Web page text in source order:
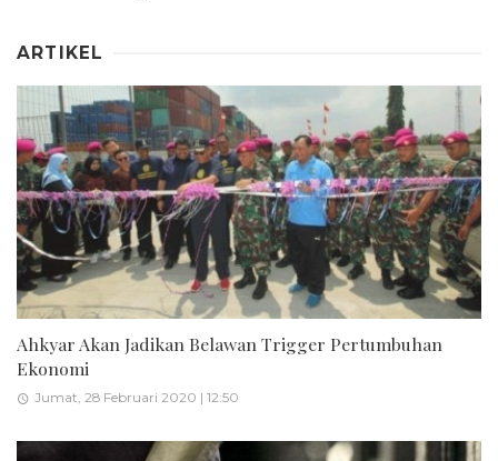
ARTIKEL
Ahkyar Akan Jadikan Belawan Trigger Pertumbuhan
Ekonomi
Jumat, 28 Februari 2020 | 12:50